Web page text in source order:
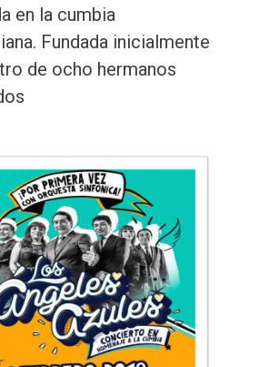
en la cumbia
Fundada inicialmente
de ocho hermanos